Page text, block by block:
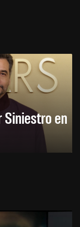
Siniestro en